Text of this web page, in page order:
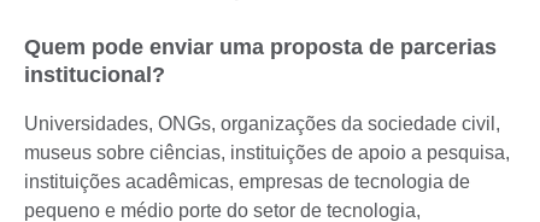
Quem pode enviar uma proposta de parcerias
institucional?
Universidades, ONGs, organizações da sociedade civil,
museus sobre ciências, instituições de apoio a pesquisa,
instituições acadêmicas, empresas de tecnologia de
pequeno e médio porte do setor de tecnologia,